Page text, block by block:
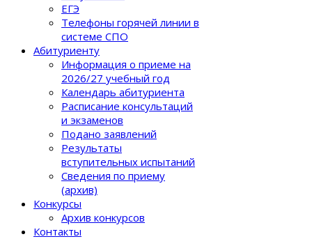
ЕГЭ
Телефоны горячей линии в
системе СПО
Абитуриенту
Информация о приеме на
2026/27 учебный год
Календарь абитуриента
Расписание консультаций
и экзаменов
Подано заявлений
Результаты
вступительных испытаний
Сведения по приему
(архив)
Конкурсы
Архив конкурсов
Контакты